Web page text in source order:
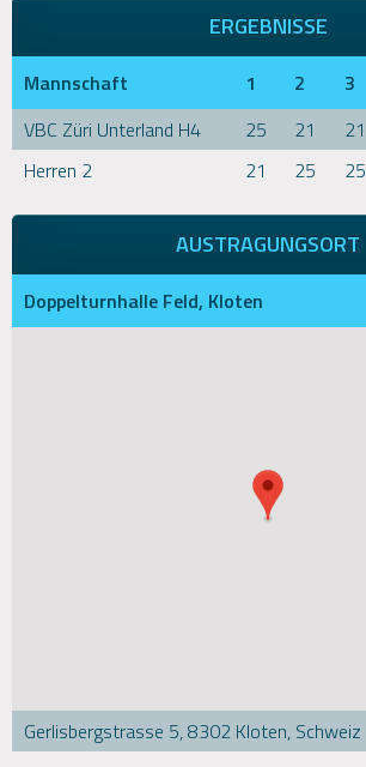
ERGEBNISSE
Mannschaft 1 2 3
VBC Züri Unterland H4
25 21 21
Herren 2
21 25 25
AUSTRAGUNGSORT
Doppelturnhalle Feld, Kloten
Gerlisbergstrasse 5, 8302 Kloten, Schweiz